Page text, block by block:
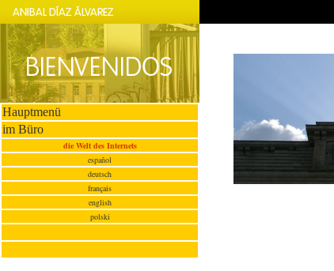
Hauptmenü
im Büro
die Welt des Internets
español
deutsch
français
english
polski